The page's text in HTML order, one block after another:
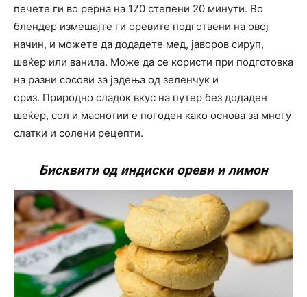
печете ги во рерна на 170 степени 20 минути. Во
блендер измешајте ги оревите подготвени на овој
начин, и можете да додадете мед, јаворов сируп,
шеќер или ванила. Може да се користи при подготовка
на разни сосови за јадења од зеленчук и
ориз. Природно сладок вкус на путер без додаден
шеќер, сол и маснотии е погоден како основа за многу
слатки и солени рецепти.
Бисквити од индиски ореви и лимон